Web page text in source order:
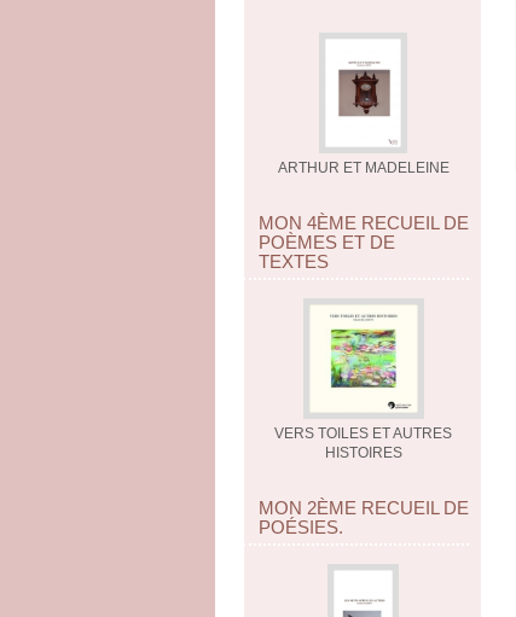
ARTHUR ET MADELEINE
MON 4ÈME RECUEIL DE
POÈMES ET DE
TEXTES
VERS TOILES ET AUTRES
HISTOIRES
MON 2ÈME RECUEIL DE
POÉSIES.